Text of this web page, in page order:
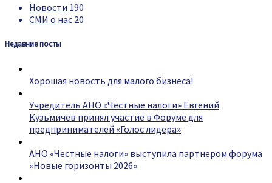
Новости 190
СМИ о нас 20
Недавние посты
Хорошая новость для малого бизнеса!
Учредитель АНО «Честные налоги» Евгений
Кузьмичев принял участие в Форуме для
предпринимателей «Голос лидера»
АНО «Честные налоги» выступила партнером форума
«Новые горизонты 2026»